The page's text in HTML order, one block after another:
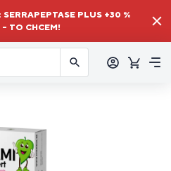
PLUS +30 %
– TO CHCEM!
sa
Košík